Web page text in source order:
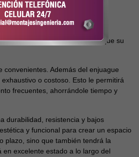
en una estructura
y estabilidad, lo que garantiza que su
Además del enjuague
o costoso. Esto le permitirá
frecuentes, ahorrándole tiempo y
durabilidad, resistencia y bajos
y funcional para crear un espacio
plazo, sino que también tendrá la
excelente estado a lo largo del